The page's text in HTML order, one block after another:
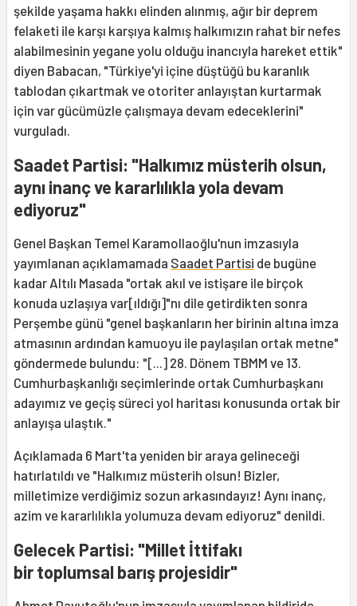
şekilde yaşama hakkı elinden alınmış, ağır bir deprem
felaketi ile karşı karşıya kalmış halkımızın rahat bir nefes
alabilmesinin yegane yolu olduğu inancıyla hareket ettik"
diyen Babacan, "Türkiye'yi içine düştüğü bu karanlık
tablodan çıkartmak ve otoriter anlayıştan kurtarmak
için var gücümüzle çalışmaya devam edeceklerini"
vurguladı.
Saadet Partisi: "Halkımız müsterih olsun,
aynı inanç ve kararlılıkla yola devam
ediyoruz"
Genel Başkan Temel Karamollaoğlu'nun imzasıyla
yayımlanan açıklamamada Saadet Partisi de bugüne
kadar Altılı Masada "ortak akıl ve istişare ile birçok
konuda uzlaşıya var[ıldığı]"nı dile getirdikten sonra
Perşembe günü "genel başkanların her birinin altına imza
atmasının ardından kamuoyu ile paylaşılan ortak metne"
göndermede bulundu: "[...] 28. Dönem TBMM ve 13.
Cumhurbaşkanlığı seçimlerinde ortak Cumhurbaşkanı
adayımız ve geçiş süreci yol haritası konusunda ortak bir
anlayışa ulaştık."
Açıklamada 6 Mart'ta yeniden bir araya gelineceği
hatırlatıldı ve "Halkımız müsterih olsun! Bizler,
milletimize verdiğimiz sozun arkasındayız! Aynı inanç,
azim ve kararlılıkla yolumuza devam ediyoruz" denildi.
Gelecek Partisi: "Millet İttifakı
bir toplumsal barış projesidir"